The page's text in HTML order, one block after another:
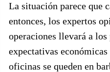
La situación parece que
entonces, los expertos
operaciones llevará a
expectativas
oficinas se queden en